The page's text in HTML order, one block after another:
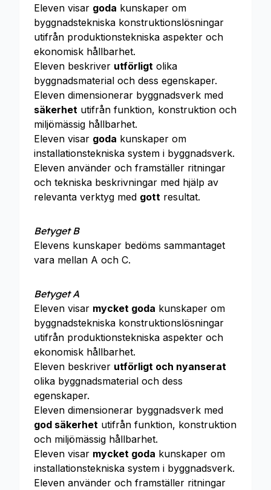
Eleven visar goda kunskaper om
byggnadstekniska konstruktionslösningar
utifrån produktionstekniska aspekter och
ekonomisk hållbarhet.
Eleven beskriver utförligt olika
byggnadsmaterial och dess egenskaper.
Eleven dimensionerar byggnadsverk med
säkerhet utifrån funktion, konstruktion och
miljömässig hållbarhet.
Eleven visar goda kunskaper om
installationstekniska system i byggnadsverk.
Eleven använder och framställer ritningar
och tekniska beskrivningar med hjälp av
relevanta verktyg med gott resultat.
Betyget B
Elevens kunskaper bedöms sammantaget
vara mellan A och C.
Betyget A
Eleven visar mycket goda kunskaper om
byggnadstekniska konstruktionslösningar
utifrån produktionstekniska aspekter och
ekonomisk hållbarhet.
Eleven beskriver utförligt och nyanserat
olika byggnadsmaterial och dess
egenskaper.
Eleven dimensionerar byggnadsverk med
god säkerhet utifrån funktion, konstruktion
och miljömässig hållbarhet.
Eleven visar mycket goda kunskaper om
installationstekniska system i byggnadsverk.
Eleven använder och framställer ritningar